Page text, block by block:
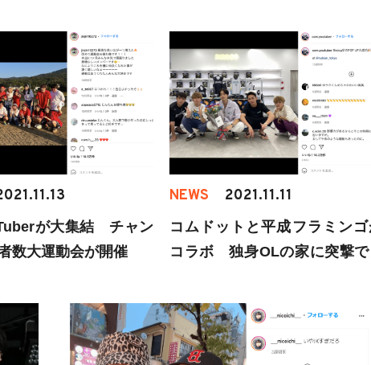
が大集結 チャン
数大運動会が開催
NEWS 2021.11.11
コムドットと平成フラミン
コラボ 独身OLの家に突撃